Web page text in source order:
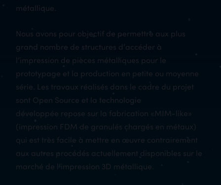
métallique.
Nous avons pour objectif de permettre aux plus
grand nombre de structures d’accéder à
l’impression de pièces métalliques pour le
prototypage et la production en petite ou moyenne
série. Les travaux réalisés dans le cadre du projet
sont Open Source et la technologie
développée repose sur la fabrication «MIM-like»
(impression FDM de granulés chargés en métaux)
qui est très facile à mettre en œuvre contrairement
aux autres procédés actuellement disponibles sur le
marché de l’impression 3D métallique.